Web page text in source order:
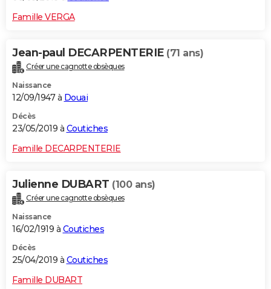
Famille VERGA
Jean-paul DECARPENTERIE (71 ans)
Créer une cagnotte obsèques
Naissance
12/09/1947 à Douai
Décès
23/05/2019 à Coutiches
Famille DECARPENTERIE
Julienne DUBART (100 ans)
Créer une cagnotte obsèques
Naissance
16/02/1919 à Coutiches
Décès
25/04/2019 à Coutiches
Famille DUBART